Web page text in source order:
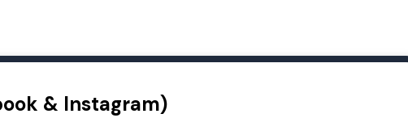
& Instagram)